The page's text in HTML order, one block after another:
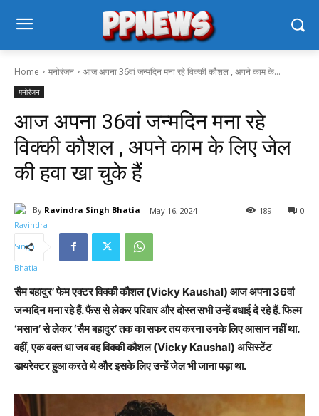
Home मनोरंजन आज अपना 36वां जन्मदिन मना रहे विक्की कौशल , अपने काम के...
मनोरंजन
आज अपना 36वां जन्मदिन मना रहे
विक्की कौशल , अपने काम के लिए जेल
की हवा खा चुके हैं
By Ravindra Singh Bhatia May 16, 2024 0
189
सैम बहादुर’ फेम एक्टर विक्की कौशल (Vicky Kaushal) आज अपना 36वां
जन्मदिन मना रहे हैं. फैंस से लेकर परिवार और दोस्त सभी उन्हें बधाई दे रहे हैं. फिल्म
‘मसान’ से लेकर ‘सैम बहादुर’ तक का सफर तय करना उनके लिए आसान नहीं था.
वहीं, एक वक्त था जब वह विक्की कौशल (Vicky Kaushal) असिस्टेंट
डायरेक्टर हुआ करते थे और इसके लिए उन्हें जेल भी जाना पड़ा था.